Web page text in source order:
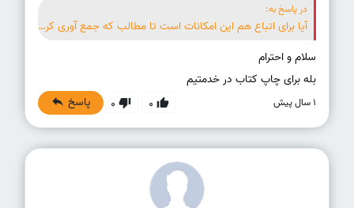
در پاسخ به:
آیا برای اتباع هم این امکانات است تا مطالب که جمع آوری کرده را در قالب یک کتاب چاپ شود
بله برای چاپ کتاب در خدمتیم
1 سال پیش 0
0 پاسخ